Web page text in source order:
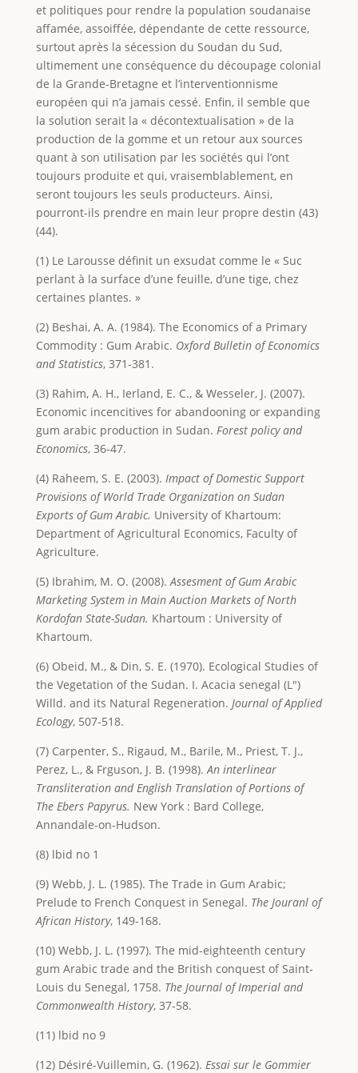
et politiques pour rendre la population soudanaise
affamée, assoiffée, dépendante de cette ressource,
surtout après la sécession du Soudan du Sud,
ultimement une conséquence du découpage colonial
de la Grande-Bretagne et l’interventionnisme
européen qui n’a jamais cessé. Enfin, il semble que
la solution serait la « décontextualisation » de la
production de la gomme et un retour aux sources
quant à son utilisation par les sociétés qui l’ont
toujours produite et qui, vraisemblablement, en
seront toujours les seuls producteurs. Ainsi,
pourront-ils prendre en main leur propre destin (43)
(44).
(1) Le Larousse définit un exsudat comme le « Suc
perlant à la surface d’une feuille, d’une tige, chez
certaines plantes. »
(2) Beshai, A. A. (1984). The Economics of a Primary
Commodity : Gum Arabic. Oxford Bulletin of Economics
and Statistics, 371-381.
(3) Rahim, A. H., Ierland, E. C., & Wesseler, J. (2007).
Economic incencitives for abandooning or expanding
gum arabic production in Sudan. Forest policy and
Economics, 36-47.
(4) Raheem, S. E. (2003). Impact of Domestic Support
Provisions of World Trade Organization on Sudan
Exports of Gum Arabic. University of Khartoum:
Department of Agricultural Economics, Faculty of
Agriculture.
(5) Ibrahim, M. O. (2008).Assesment of Gum Arabic
Marketing System in Main Auction Markets of North
Kordofan State-Sudan. Khartoum : University of
Khartoum.
(6) Obeid, M., & Din, S. E. (1970). Ecological Studies of
the Vegetation of the Sudan. I. Acacia senegal (L")
Willd. and its Natural Regeneration. Journal of Applied
Ecology, 507-518.
(7) Carpenter, S., Rigaud, M., Barile, M., Priest, T. J.,
Perez, L., & Frguson, J. B. (1998).An interlinear
Transliteration and English Translation of Portions of
The Ebers Papyrus. New York : Bard College,
Annandale-on-Hudson.
(8) lbid no 1
(9) Webb, J. L. (1985). The Trade in Gum Arabic;
Prelude to French Conquest in Senegal. The Jouranl of
African History, 149-168.
(10) Webb, J. L. (1997). The mid-eighteenth century
gum Arabic trade and the British conquest of Saint-
Louis du Senegal, 1758. The Journal of Imperial and
Commonwealth History, 37-58.
(11) lbid no 9
(12) Désiré-Vuillemin, G. (1962). Essai sur le Gommier